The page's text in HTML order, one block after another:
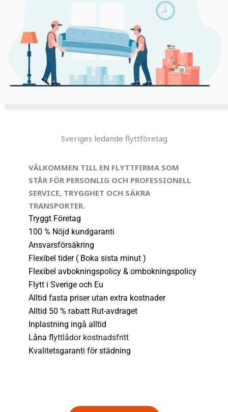
Sveriges ledande flyttföretag
VÄLKOMMEN TILL EN FLYTTFIRMA SOM
STÅR FÖR PERSONLIG OCH PROFESSIONELL
SERVICE, TRYGGHET OCH SÄKRA
TRANSPORTER.
Tryggt Företag
100 % Nöjd kundgaranti
Ansvarsförsäkring
Flexibel tider ( Boka sista minut )
Flexibel avbokningspolicy & ombokningspolicy
Flytt i Sverige och Eu
Alltid fasta priser utan extra kostnader
Alltid 50 % rabatt Rut-avdraget
Inplastning ingå alltid
Låna flyttlådor kostnadsfritt
Kvalitetsgaranti för städning